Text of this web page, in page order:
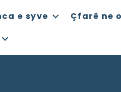
e syve Çfarë ne